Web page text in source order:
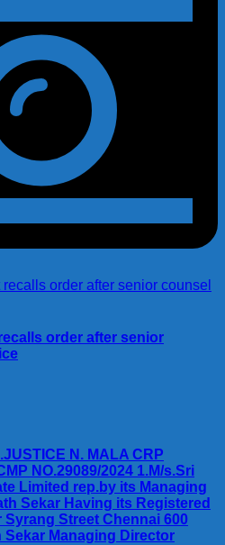
order after senior
N. MALA CRP
NO.29089/2024 1.M/s.Sri
Limited rep.by its Managing
Sekar Having its Registered
Syrang Street Chennai 600
Sekar Managing Director